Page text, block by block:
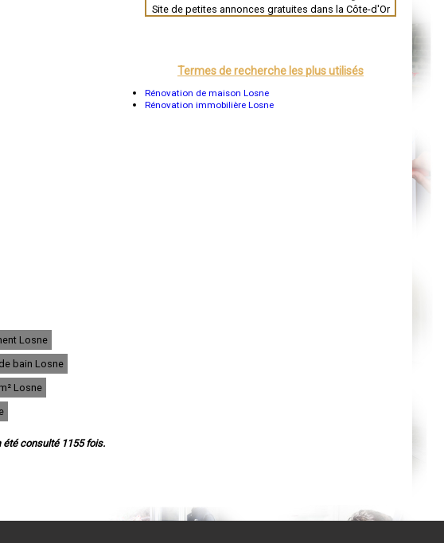
Losne
bain Losne
Losne
été consulté 1155 fois.
Auch
Dole
Mont-de-Marsan
Annecy
Paris
Site de petites annonces gratuites dans la Côte-d'Or
Termes de recherche les plus utilisés
Rénovation de maison Losne
Rénovation immobilière Losne